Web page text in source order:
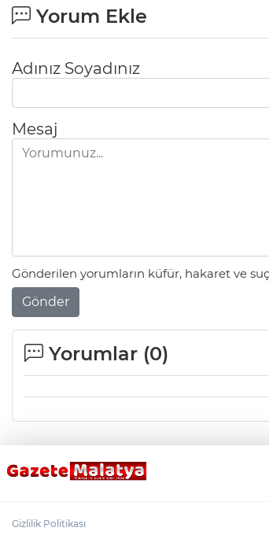
Yorum Ekle
Adınız Soyadınız
Mesaj
Gönderilen yorumların küfür, hakaret ve
Gönder
Yorumlar (0)
Gizlilik Politikası